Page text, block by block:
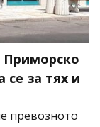
Приморско
се за тях и
превозното